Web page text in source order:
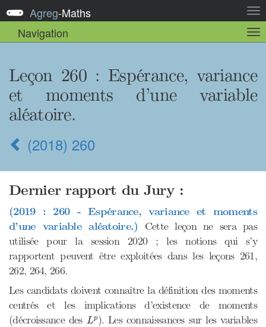
la
Agreg-Maths
Navigation
la
Leçon 260 : Espérance, variance
et moments d’une variable
aléatoire.
(2018) 260
Dernier rapport du Jury :
(2019 : 260 - Espérance, variance et moments
d’une variable aléatoire.) Cette leçon ne sera pas
utilisée pour la session 2020 ; les notions qui s’y
rapportent peuvent être exploitées dans les leçons 261,
262, 264, 266.
Les candidats doivent connaître la définition des moments
centrés et les implications d’existence de moments
(décroissance des Lp
Lp). Les connaissances sur les variables